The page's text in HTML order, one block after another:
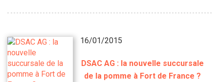
16/01/2015
DSAC AG : la nouvelle succursale
de la pomme à Fort de France ?